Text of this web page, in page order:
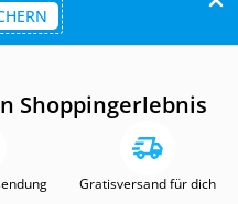
Shoppingerlebnis
Gratisversand für dich